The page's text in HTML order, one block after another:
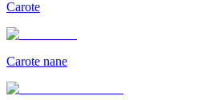
Carote
Carote nane